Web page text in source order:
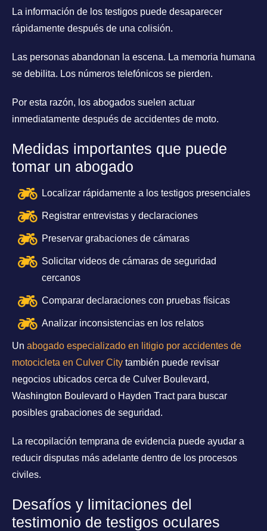
La información de los testigos puede desaparecer
rápidamente después de una colisión.
Las personas abandonan la escena. La memoria humana
se debilita. Los números telefónicos se pierden.
Por esta razón, los abogados suelen actuar
inmediatamente después de accidentes de moto.
Medidas importantes que puede
tomar un abogado
Localizar rápidamente a los testigos presenciales
Registrar entrevistas y declaraciones
Preservar grabaciones de cámaras
Solicitar videos de cámaras de seguridad
cercanos
Comparar declaraciones con pruebas físicas
Analizar inconsistencias en los relatos
Un abogado especializado en litigio por accidentes de
motocicleta en Culver City también puede revisar
negocios ubicados cerca de Culver Boulevard,
Washington Boulevard o Hayden Tract para buscar
posibles grabaciones de seguridad.
La recopilación temprana de evidencia puede ayudar a
reducir disputas más adelante dentro de los procesos
civiles.
Desafíos y limitaciones del
testimonio de testigos oculares